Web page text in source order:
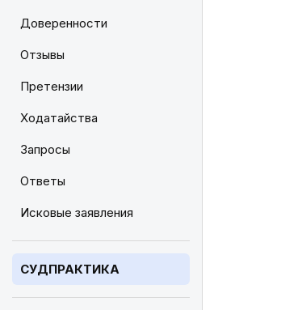
Доверенности
Отзывы
Претензии
Ходатайства
Запросы
Ответы
Исковые заявления
СУДПРАКТИКА